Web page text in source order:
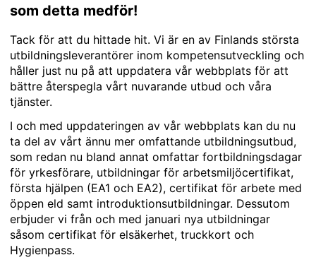
som detta medför!
Tack för att du hittade hit. Vi är en av Finlands största
utbildningsleverantörer inom kompetensutveckling och
håller just nu på att uppdatera vår webbplats för att
bättre återspegla vårt nuvarande utbud och våra
tjänster.
I och med uppdateringen av vår webbplats kan du nu
ta del av vårt ännu mer omfattande utbildningsutbud,
som redan nu bland annat omfattar fortbildningsdagar
för yrkesförare, utbildningar för arbetsmiljöcertifikat,
första hjälpen (EA1 och EA2), certifikat för arbete med
öppen eld samt introduktionsutbildningar. Dessutom
erbjuder vi från och med januari nya utbildningar
såsom certifikat för elsäkerhet, truckkort och
Hygienpass.